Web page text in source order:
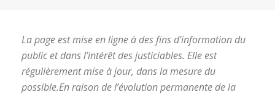
La page est mise en ligne à des fins d’information du
public et dans l’intérêt des justiciables. Elle est
régulièrement mise à jour, dans la mesure du
possible.En raison de l’évolution permanente de la